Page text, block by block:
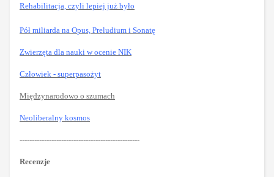
Rehabilitacja, czyli lepiej już było
Pół miliarda na Opus, Preludium i Sonatę
Zwierzęta dla nauki w ocenie NIK
Człowiek - superpasożyt
Międzynarodowo o szumach
Neoliberalny kosmos
-------------------------------------------------
Recenzje